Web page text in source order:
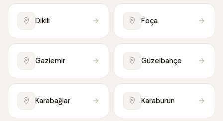
Dikili Foça
Gaziemir Güzelbahçe
Karabağlar Karaburun